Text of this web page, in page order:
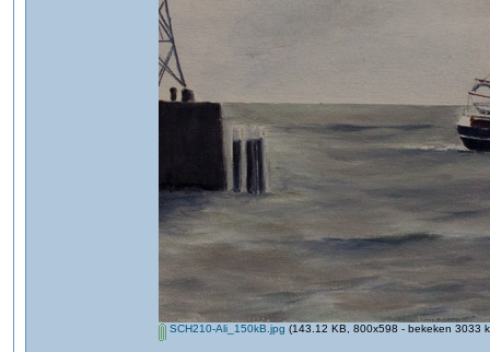
SCH210-Ali_150kB.jpg (143.12 KB, 800x598 - bekeken 3033